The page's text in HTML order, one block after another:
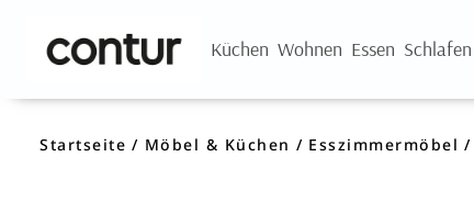
Küchen Wohnen Essen Schlafen
Startseite Möbel & Küchen Esszimmermöbel